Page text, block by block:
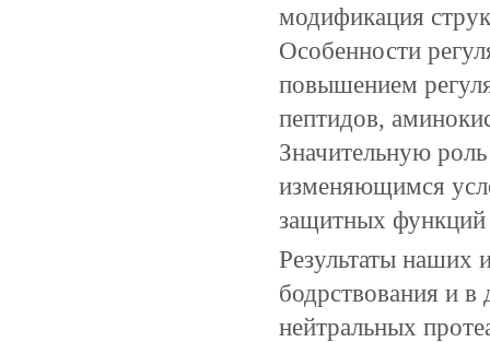
модификация
Особенности
повышением
пептидов,
Значительную
изменяющимся
защитных функций
Результаты наших
бодрствования и в
нейтральных